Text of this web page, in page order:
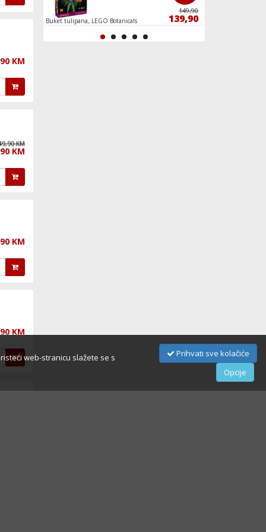
KM
KM
KM
KM
KM
649,90
599,90 Buket tulipana, LEGO Botanicals
149,90
139,90
web-stranicu slažete se s
Prihvati sve kolačiće
Opcije